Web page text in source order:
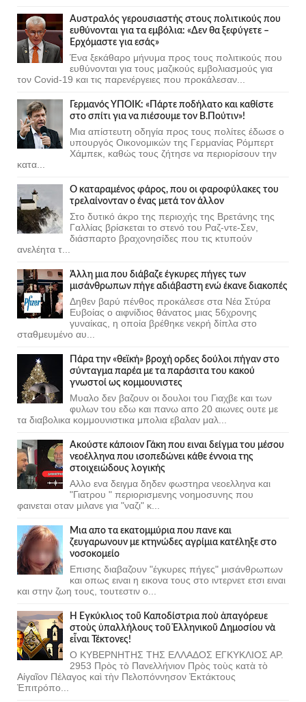
Αυστραλός γερουσιαστής στους πολιτικούς που
ευθύνονται για τα εμβόλια: «Δεν θα ξεφύγετε –
Ερχόμαστε για εσάς»
Ένα ξεκάθαρο μήνυμα προς τους πολιτικούς που
ευθύνονται για τους μαζικούς εμβολιασμούς για
τον Covid-19 και τις παρενέργειες που προκάλεσαν...
Γερμανός ΥΠΟΙΚ: «Πάρτε ποδήλατο και καθίστε
στο σπίτι για να πιέσουμε τον Β.Πούτιν»!
Μια απίστευτη οδηγία προς τους πολίτες έδωσε ο
υπουργός Οικονομικών της Γερμανίας Ρόμπερτ
Χάμπεκ, καθώς τους ζήτησε να περιορίσουν την
κατα...
Ο καταραμένος φάρος, που οι φαροφύλακες του
τρελαίνονταν ο ένας μετά τον άλλον
Στο δυτικό άκρο της περιοχής της Βρετάνης της
Γαλλίας βρίσκεται το στενό του Ραζ-ντε-Σεν,
διάσπαρτο βραχονησίδες που τις κτυπούν
ανελέητα τ...
Άλλη μια που διάβαζε έγκυρες πήγες των
μισάνθρωπων πήγε αδιάβαστη ενώ έκανε διακοπές
Δηθεν βαρύ πένθος προκάλεσε στα Νέα Στύρα
Ευβοίας ο αιφνίδιος θάνατος μιας 56χρονης
γυναίκας, η οποία βρέθηκε νεκρή δίπλα στο
σταθμευμένο αυ...
Πάρα την «θεϊκή» βροχή ορδες δούλοι πήγαν στο
σύνταγμα παρέα με τα παράσιτα του κακού
γνωστοί ως κομμουνιστες
Μυαλο δεν βαζουν οι δουλοι του Γιαχβε και των
φυλων του εδω και πανω απο 20 αιωνες ουτε με
τα διαβολικα κομμουνιστικα μπολια εβαλαν μαλ...
Ακούστε κάποιον Γάκη που ειναι δείγμα του μέσου
νεοέλληνα που ισοπεδώνει κάθε έννοια της
στοιχειώδους λογικής
Αλλο ενα δειγμα δηδεν φωστηρα νεοελληνα και
"Γιατρου " περιορισμενης νοημοσυνης που
φαινεται οταν μιλανε για "ναζι" κ...
Μια απο τα εκατομμύρια που πανε και
ζευγαρωνουν με κτηνώδες αγρίμια κατέληξε στο
νοσοκομείο
Επισης διαβαζουν "έγκυρες πήγες" μισάνθρωπων
και οπως ειναι η εικονα τους στο ιντερνετ ετσι ειναι
και στην ζωη τους, τουτεστιν ο...
Ἡ Ἐγκύκλιος τοῦ Καποδίστρια ποὺ ἀπαγόρευε
στοὺς ὑπαλλήλους τοῦ Ἑλληνικοῦ Δημοσίου νὰ
εἶναι Τέκτονες!
Ο ΚΥΒΕΡΝΗΤΗΣ ΤΗΣ ΕΛΛΑΔΟΣ ΕΓΚΥΚΛΙΟΣ ΑΡ.
2953 Πρὸς τὸ Πανελλήνιον Πρὸς τοὺς κατὰ τὸ
Αἰγαῖον Πέλαγος καὶ τὴν Πελοπόννησον Ἐκτάκτους
Ἐπιτρόπο...